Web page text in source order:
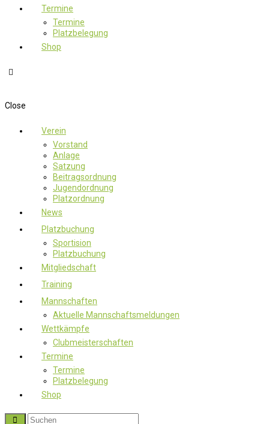
Termine
Termine
Platzbelegung
Shop
Close
Verein
Vorstand
Anlage
Satzung
Beitragsordnung
Jugendordnung
Platzordnung
News
Platzbuchung
Sportision
Platzbuchung
Mitgliedschaft
Training
Mannschaften
Aktuelle Mannschaftsmeldungen
Wettkämpfe
Clubmeisterschaften
Termine
Termine
Platzbelegung
Shop